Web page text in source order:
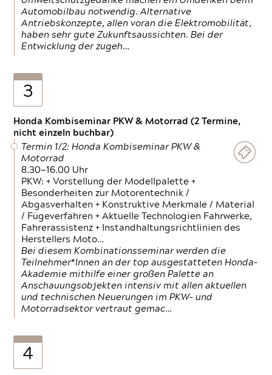
Automobilbau notwendig. Alternative
Antriebskonzepte, allen voran die Elektromobilität,
haben sehr gute Zukunftsaussichten. Bei der
Entwicklung der zugeh…
3
Honda Kombiseminar PKW & Motorrad (2 Termine,
nicht einzeln buchbar)
Termin 1/2: Honda Kombiseminar PKW &
Motorrad
8.30—16.00 Uhr
PKW: + Vorstellung der Modellpalette +
Besonderheiten zur Motorentechnik /
Abgasverhalten + Konstruktive Merkmale / Material
/ Fügeverfahren + Aktuelle Technologien Fahrwerke,
Fahrerassistenz + Instandhaltungsrichtlinien des
Herstellers Moto…
Bei diesem Kombinationsseminar werden die
Teilnehmer*Innen an der top ausgestatteten Honda-
Akademie mithilfe einer großen Palette an
Anschauungsobjekten intensiv mit allen aktuellen
und technischen Neuerungen im PKW- und
Motorradsektor vertraut gemac…
4